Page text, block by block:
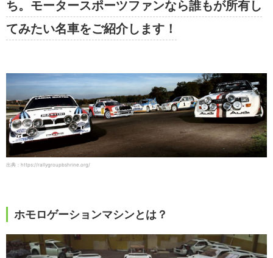
ち。モータースポーツファンなら誰もが所有し
てみたい名車をご紹介します！
出典：https://rallygroupbshrine.org/
ホモロゲーションマシンとは？